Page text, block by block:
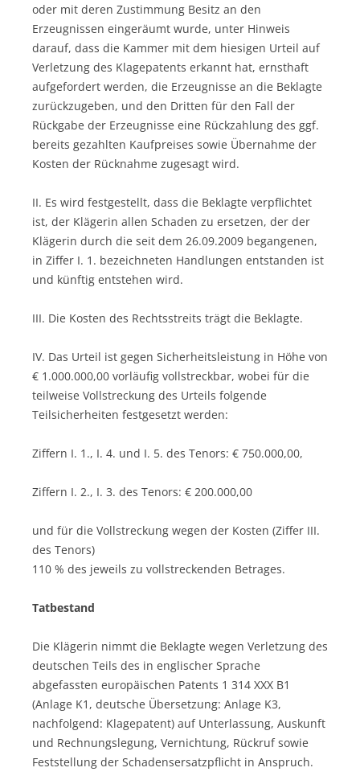
oder mit deren Zustimmung Besitz an den
Erzeugnissen eingeräumt wurde, unter Hinweis
darauf, dass die Kammer mit dem hiesigen Urteil auf
Verletzung des Klagepatents erkannt hat, ernsthaft
aufgefordert werden, die Erzeugnisse an die Beklagte
zurückzugeben, und den Dritten für den Fall der
Rückgabe der Erzeugnisse eine Rückzahlung des ggf.
bereits gezahlten Kaufpreises sowie Übernahme der
Kosten der Rücknahme zugesagt wird.
II. Es wird festgestellt, dass die Beklagte verpflichtet
ist, der Klägerin allen Schaden zu ersetzen, der der
Klägerin durch die seit dem 26.09.2009 begangenen,
in Ziffer I. 1. bezeichneten Handlungen entstanden ist
und künftig entstehen wird.
III. Die Kosten des Rechtsstreits trägt die Beklagte.
IV. Das Urteil ist gegen Sicherheitsleistung in Höhe von
€ 1.000.000,00 vorläufig vollstreckbar, wobei für die
teilweise Vollstreckung des Urteils folgende
Teilsicherheiten festgesetzt werden:
Ziffern I. 1., I. 4. und I. 5. des Tenors: € 750.000,00,
Ziffern I. 2., I. 3. des Tenors: € 200.000,00
und für die Vollstreckung wegen der Kosten (Ziffer III.
des Tenors)
110 % des jeweils zu vollstreckenden Betrages.
Tatbestand
Die Klägerin nimmt die Beklagte wegen Verletzung des
deutschen Teils des in englischer Sprache
abgefassten europäischen Patents 1 314 XXX B1
(Anlage K1, deutsche Übersetzung: Anlage K3,
nachfolgend: Klagepatent) auf Unterlassung, Auskunft
und Rechnungslegung, Vernichtung, Rückruf sowie
Feststellung der Schadensersatzpflicht in Anspruch.